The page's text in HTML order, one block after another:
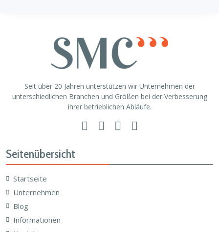
Seit über 20 Jahren unterstützen wir Unternehmen der
unterschiedlichen Branchen und Größen bei der Verbesserung
ihrer betrieblichen Abläufe.
Seitenübersicht
Startseite
Unternehmen
Blog
Informationen